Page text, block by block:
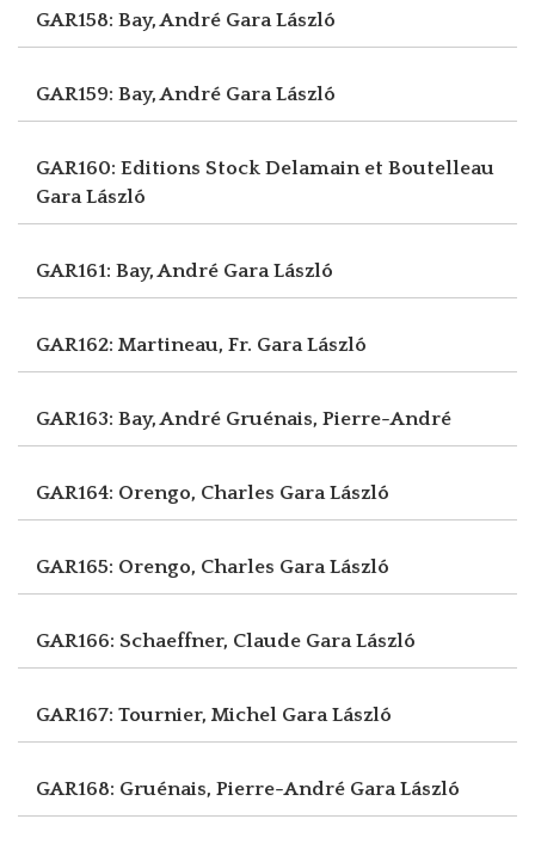
GAR158: Bay, André Gara László
GAR159: Bay, André Gara László
GAR160: Editions Stock Delamain et Boutelleau
Gara László
GAR161: Bay, André Gara László
GAR162: Martineau, Fr. Gara László
GAR163: Bay, André Gruénais, Pierre-André
GAR164: Orengo, Charles Gara László
GAR165: Orengo, Charles Gara László
GAR166: Schaeffner, Claude Gara László
GAR167: Tournier, Michel Gara László
GAR168: Gruénais, Pierre-André Gara László